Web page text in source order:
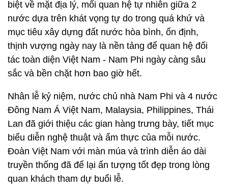
biệt về mặt địa lý, mối quan hệ tự nhiên giữa 2
nước dựa trên khát vọng tự do trong quá khứ và
mục tiêu xây dựng đất nước hòa bình, ổn định,
thịnh vượng ngày nay là nền tảng để quan hệ đối
tác toàn diện Việt Nam - Nam Phi ngày càng sâu
sắc và bền chặt hơn bao giờ hết.
Nhân lễ kỷ niệm, nước chủ nhà Nam Phi và 4 nước
Đông Nam Á Việt Nam, Malaysia, Philippines, Thái
Lan đã giới thiệu các gian hàng trưng bày, tiết mục
biểu diễn nghệ thuật và ẩm thực của mỗi nước.
Đoàn Việt Nam với màn múa và trình diễn áo dài
truyền thống đã để lại ấn tượng tốt đẹp trong lòng
quan khách tham dự buổi lễ.